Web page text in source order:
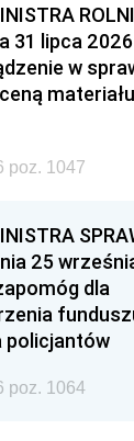
31 lipca 2026
w
materiału
poz. 1047
25
dla
policjantów
poz. 1064